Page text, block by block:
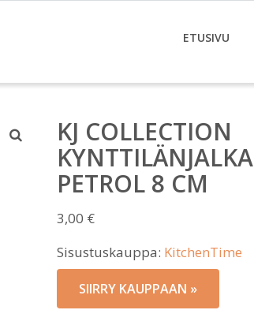
ETUSIVU
KJ COLLECTION
KYNTTILÄNJALKA
PETROL 8 CM
3,00 €
Sisustuskauppa: KitchenTime
SIIRRY KAUPPAAN »